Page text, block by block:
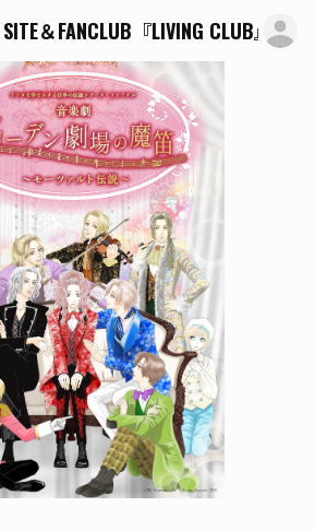
＆FANCLUB『LIVING CLUB』